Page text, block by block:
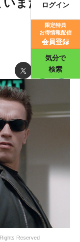
ログイン
限定特典
お得情報配信
会員登録
気分で
検索
いまだ愛さ
Reserved